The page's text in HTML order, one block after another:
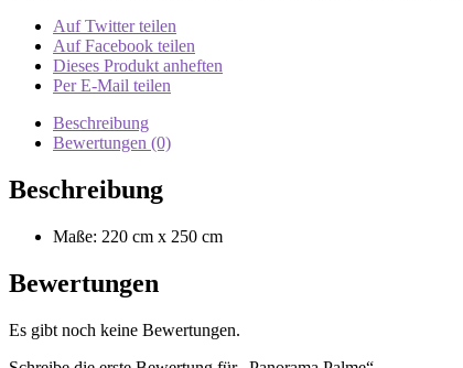
Auf Twitter teilen
Auf Facebook teilen
Dieses Produkt anheften
Per E-Mail teilen
Beschreibung
Bewertungen (0)
Beschreibung
Maße: 220 cm x 250 cm
Bewertungen
Es gibt noch keine Bewertungen.